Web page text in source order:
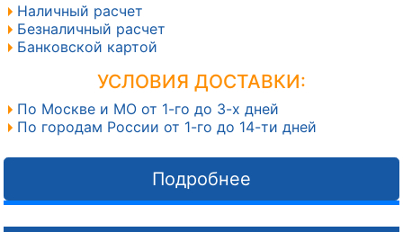
Наличный расчет
Безналичный расчет
Банковской картой
УСЛОВИЯ ДОСТАВКИ:
По Москве и МО от 1-го до 3-х дней
По городам России от 1-го до 14-ти дней
Подробнее